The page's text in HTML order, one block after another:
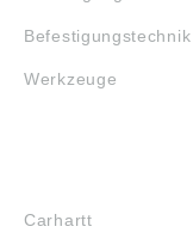
Befestigungstechnik
Werkzeuge
Carhartt